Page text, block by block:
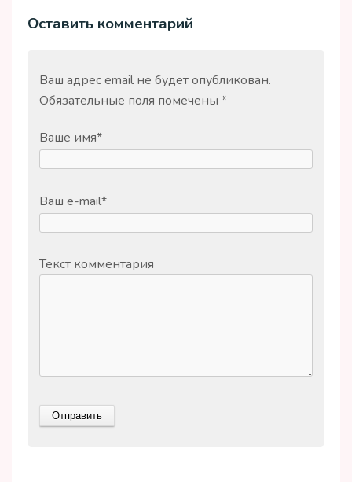
Оставить комментарий
Ваш адрес email не будет опубликован.
Обязательные поля помечены *
Ваше имя*
Ваш e-mail*
Текст комментария